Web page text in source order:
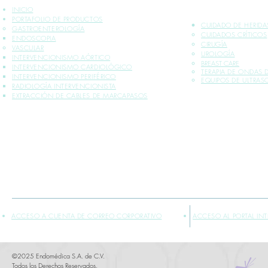
INICIO
PORTAFOLIO DE PRODUCTOS
GASTROENTEROLOGÍA
ENDOSCOPIA
VASCULAR
INTERVENCIONISMO AÓRTICO
INTERVENCIONISMO CARDIOLÓGICO
INTERVENCIONISMO PERIFÉRICO
RADIOLOGÍA INTERVENCIONISTA
EXTRACCIÓN DE CABLES DE MARCAPASOS
CUIDADO DE
CUIDADOS CRÍTICOS​
CIRUGÍA
UROLOGÍA
BREAST CARE
TERAPIA DE ONDAS
EQUIPOS DE
ACCESO A CUENTA DE CORREO CORPORATIVO ACCESO AL PORTAL
©2025 Endomédica S.A. de C.V.
Todos los Derechos Reservados.